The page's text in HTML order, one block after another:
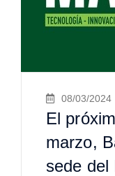
08/03/2024
El
marzo,
sede del